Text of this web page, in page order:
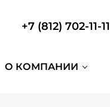
+7 (812) 702-11-11
О КОМПАНИИ